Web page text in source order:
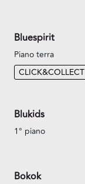
Bluespirit
Piano terra
CLICK&COLLECT
Blukids
1° piano
Bokok